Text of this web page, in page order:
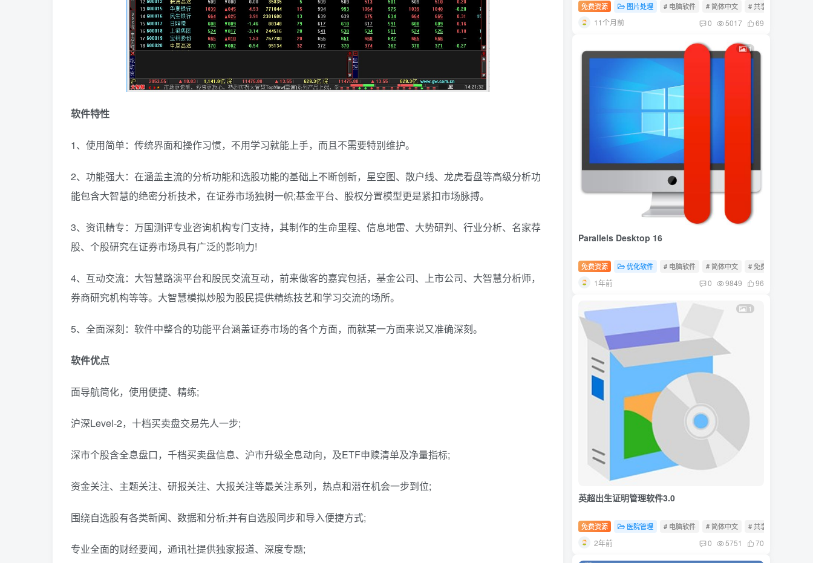
软件特性
1、使用简单：传统界面和操作习惯，不用学习就能上手，而且不需要特别维护。
2、功能强大：在涵盖主流的分析功能和选股功能的基础上不断创新，星空图、散户线、龙虎看盘等高级分析功
能包含大智慧的绝密分析技术，在证券市场独树一帜;基金平台、股权分置模型更是紧扣市场脉搏。
3、资讯精专：万国测评专业咨询机构专门支持，其制作的生命里程、信息地雷、大势研判、行业分析、名家荐
股、个股研究在证券市场具有广泛的影响力!
4、互动交流：大智慧路演平台和股民交流互动，前来做客的嘉宾包括，基金公司、上市公司、大智慧分析师，
券商研究机构等等。大智慧模拟炒股为股民提供精练技艺和学习交流的场所。
5、全面深刻：软件中整合的功能平台涵盖证券市场的各个方面，而就某一方面来说又准确深刻。
软件优点
面导航简化，使用便捷、精练;
沪深Level-2，十档买卖盘交易先人一步;
深市个股含全息盘口，千档买卖盘信息、沪市升级全息动向，及ETF申赎清单及净量指标;
资金关注、主题关注、研报关注、大报关注等最关注系列，热点和潜在机会一步到位;
围绕自选股有各类新闻、数据和分析;并有自选股同步和导入便捷方式;
专业全面的财经要闻，通讯社提供独家报道、深度专题;
免费资源 图片处理 # 电脑软件 # 简体中文 # 共享软件
11个月前 0 5017 69
1
Parallels Desktop 16
免费资源 优化软件 # 电脑软件 # 简体中文 # 免费软件
1年前 0 9849 96
1
英超出生证明管理软件3.0
免费资源 医院管理 # 电脑软件 # 简体中文 # 共享软件
2年前 0 5751 70